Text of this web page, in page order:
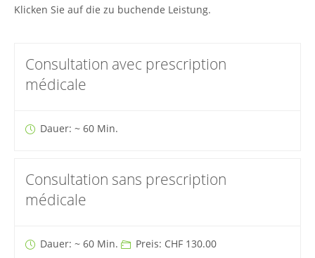
Klicken Sie auf die zu buchende Leistung.
Consultation avec prescription
médicale
Dauer: ~ 60 Min.
Consultation sans prescription
médicale
Dauer: ~ 60 Min. Preis: CHF 130.00